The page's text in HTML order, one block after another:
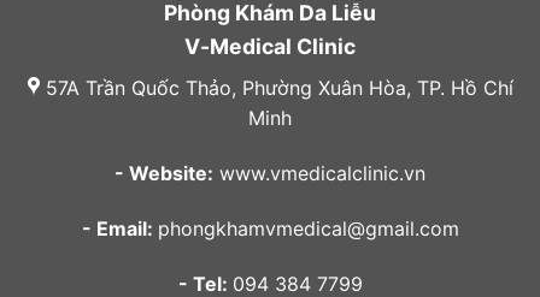
Phòng Khám Da Liễu
V-Medical Clinic
57A Trần Quốc Thảo, Phường Xuân Hòa, TP. Hồ Chí
Minh
- Website: www.vmedicalclinic.vn
- Email: phongkhamvmedical@gmail.com
- Tel: 094 384 7799